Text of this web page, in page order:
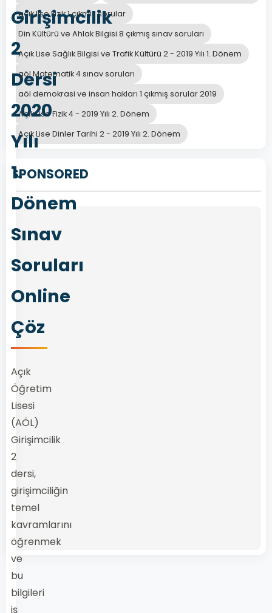
Girişimcilik
2
Dersi
2020
Yılı
1.
Dönem
Sınav
Soruları
Online
Çöz
Açık
Öğretim
Lisesi
(AÖL)
Girişimcilik
2
dersi,
girişimciliğin
temel
kavramlarını
öğrenmek
ve
bu
bilgileri
iş
açık lise Fizik 1 çıkmış sorular
Din Kültürü ve Ahlak Bilgisi 8 çıkmış sınav soruları
Açık Lise Sağlık Bilgisi ve Trafik Kültürü 2 - 2019 Yılı 1. Dönem
aöl Matematik 4 sınav soruları
aöl demokrasi ve insan hakları 1 çıkmış sorular 2019
Açık Lise Fizik 4 - 2019 Yılı 2. Dönem
Açık Lise Dinler Tarihi 2 - 2019 Yılı 2. Dönem
SPONSORED